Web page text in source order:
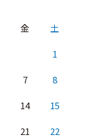
金 土
1
7 8
14 15
21 22